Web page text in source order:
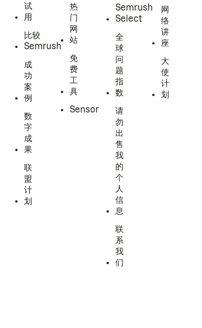
试
用
比较
Semrush
成
功
案
例
数
字
成
果
联
盟
计
划
热
门
网
站
免
费
工
具
Sensor
Semrush
Select
全
球
问
题
指
数
请
勿
出
售
我
的
个
人
信
息
联
系
我
们
网
络
讲
座
大
使
计
划